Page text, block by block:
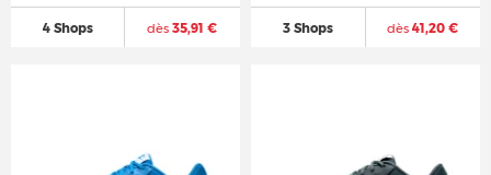
4 Shops dès 35,91 € 3 Shops dès 41,20 €